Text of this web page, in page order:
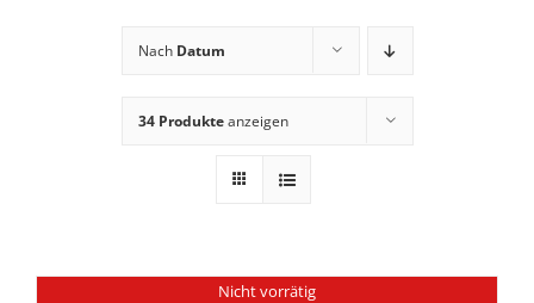
Nach Datum
34 Produkteanzeigen
Nicht vorrätig